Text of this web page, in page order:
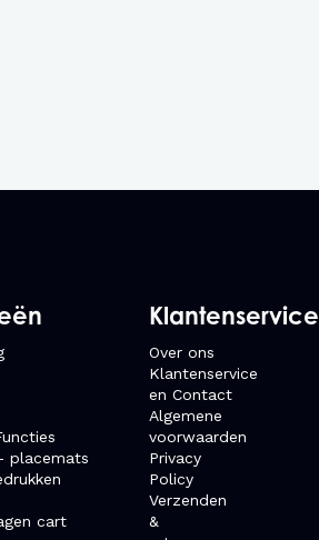
placemats
cart
Klantenservice
Over ons
Klantenservice
en Contact
Algemene
voorwaarden
Privacy
Policy
Verzenden
&